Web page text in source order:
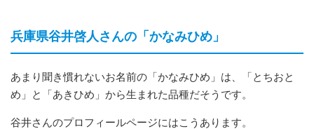
兵庫県谷井啓人さんの「かなみひめ」
あまり聞き慣れないお名前の「かなみひめ」は、「とちおと
め」と「あきひめ」から生まれた品種だそうです。
谷井さんのプロフィールページにはこうあります。